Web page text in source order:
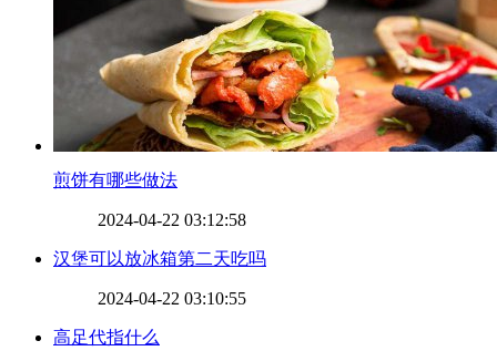
​煎饼有哪些做法
2024-04-22 03:12:58
​汉堡可以放冰箱第二天吃吗
2024-04-22 03:10:55
​高足代指什么